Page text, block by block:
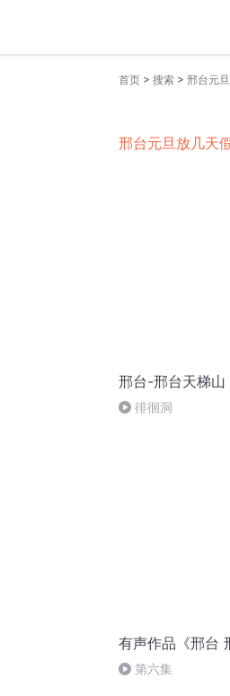
首页 > 搜索 > 邢台元
邢台元旦放几天
邢台-邢台天梯山
徘徊洞
有声作品《邢台
第六集